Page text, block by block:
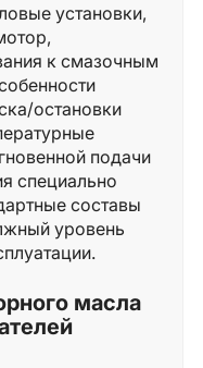
установки,
к смазочным
остановки
подачи
специально
составы
уровень
масла